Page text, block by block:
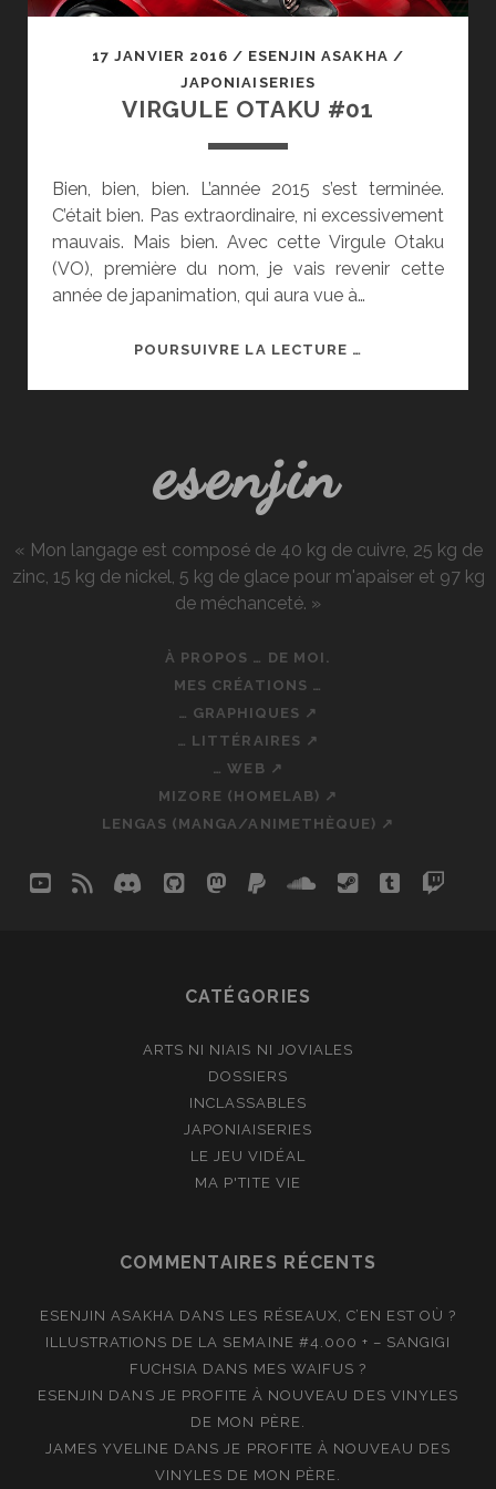
17 JANVIER 2016 / ESENJIN ASAKHA /
JAPONIAISERIES
VIRGULE OTAKU #01
Bien, bien, bien. L’année 2015 s’est terminée.
C’était bien. Pas extraordinaire, ni excessivement
mauvais. Mais bien. Avec cette Virgule Otaku
(VO), première du nom, je vais revenir cette
année de japanimation, qui aura vue à…
POURSUIVRE LA LECTURE …
esenjin
« Mon langage est composé de 40 kg de cuivre, 25 kg de
zinc, 15 kg de nickel, 5 kg de glace pour m'apaiser et 97 kg
de méchanceté. »
À PROPOS … DE MOI.
MES CRÉATIONS …
… GRAPHIQUES ↗
… LITTÉRAIRES ↗
… WEB ↗
MIZORE (HOMELAB) ↗
LENGAS (MANGA/ANIMETHÈQUE) ↗
youtube
rss discord
githubmastodon
paypalsoundcloud
steamtumblr
CATÉGORIES
ARTS NI NIAIS NI JOVIALES
DOSSIERS
INCLASSABLES
JAPONIAISERIES
LE JEU VIDÉAL
MA P'TITE VIE
COMMENTAIRES RÉCENTS
ESENJIN ASAKHA DANS LES RÉSEAUX, C’EN EST OÙ ?
ILLUSTRATIONS DE LA SEMAINE #4.000 + – SANGIGI
FUCHSIA DANS MES WAIFUS ?
ESENJIN DANS JE PROFITE À NOUVEAU DES VINYLES
DE MON PÈRE.
JAMES YVELINE DANSJE PROFITE À NOUVEAU DES
VINYLES DE MON PÈRE.